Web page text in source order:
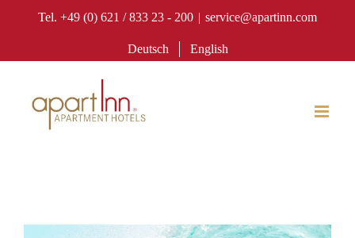
springen
Tel. +49 (0) 621 / 833 23 - 200 | service@apartinn.com
Deutsch English